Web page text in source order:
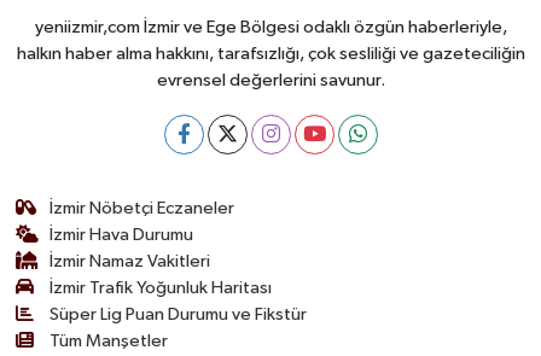
yeniizmir,com İzmir ve Ege Bölgesi odaklı özgün haberleriyle,
halkın haber alma hakkını, tarafsızlığı, çok sesliliği ve gazeteciliğin
evrensel değerlerini savunur.
İzmir Nöbetçi Eczaneler
İzmir Hava Durumu
İzmir Namaz Vakitleri
İzmir Trafik Yoğunluk Haritası
Süper Lig Puan Durumu ve Fikstür
Tüm Manşetler